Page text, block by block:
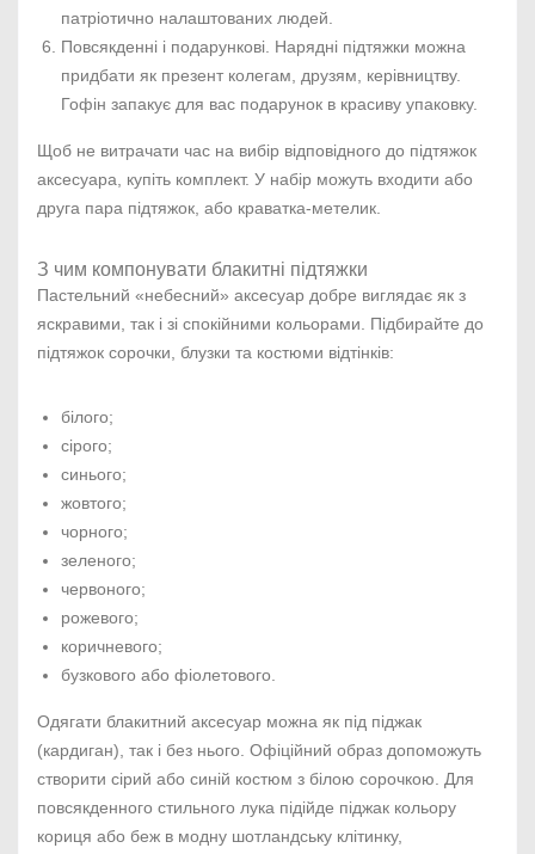
патріотично налаштованих людей.
Повсякденні і подарункові. Нарядні підтяжки можна
придбати як презент колегам, друзям, керівництву.
Гофін запакує для вас подарунок в красиву упаковку.
Щоб не витрачати час на вибір відповідного до підтяжок
аксесуара, купіть комплект. У набір можуть входити або
друга пара підтяжок, або краватка-метелик.
З чим компонувати блакитні підтяжки
Пастельний «небесний» аксесуар добре виглядає як з
яскравими, так і зі спокійними кольорами. Підбирайте до
підтяжок сорочки, блузки та костюми відтінків:
білого;
сірого;
синього;
жовтого;
чорного;
зеленого;
червоного;
рожевого;
коричневого;
бузкового або фіолетового.
Одягати блакитний аксесуар можна як під піджак
(кардиган), так і без нього. Офіційний образ допоможуть
створити сірий або синій костюм з білою сорочкою. Для
повсякденного стильного лука підійде піджак кольору
кориця або беж в модну шотландську клітинку,